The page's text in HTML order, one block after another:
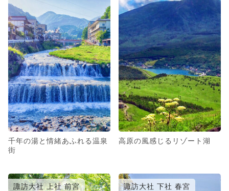
千年の湯と情緒あふれる温泉
街
高原の風感じるリゾート湖
諏訪大社 上社 前宮 諏訪大社 下社 春宮